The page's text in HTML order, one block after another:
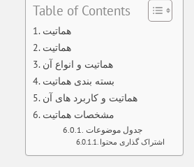
Table of Contents
هماتیت
هماتیت
هماتیت و انواع آن
بسته بندی هماتیت
هماتیت و کاربرد های آن
مشخصات هماتیت
جدول موضوعات
اشتراک گذاری محتوا